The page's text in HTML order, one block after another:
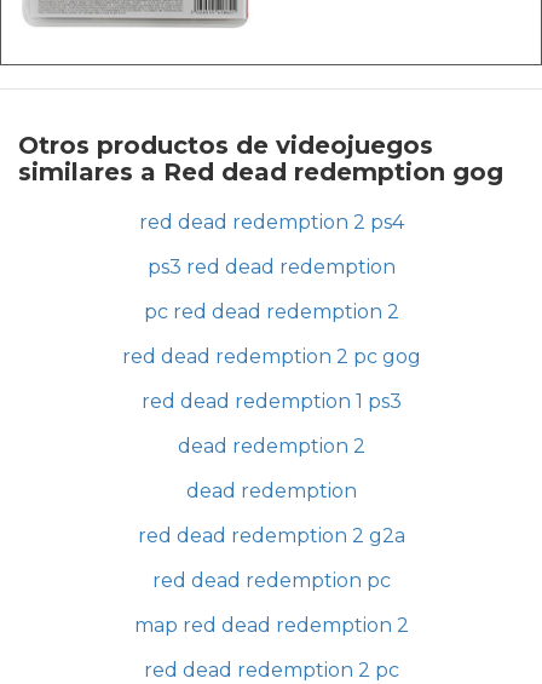
Otros productos de videojuegos
similares a Red dead redemption gog
red dead redemption 2 ps4
ps3 red dead redemption
pc red dead redemption 2
red dead redemption 2 pc gog
red dead redemption 1 ps3
dead redemption 2
dead redemption
red dead redemption 2 g2a
red dead redemption pc
map red dead redemption 2
red dead redemption 2 pc